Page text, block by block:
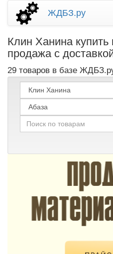
ЖДБЗ.ру
Клин Ханина
продажа с
29 товаров в базе